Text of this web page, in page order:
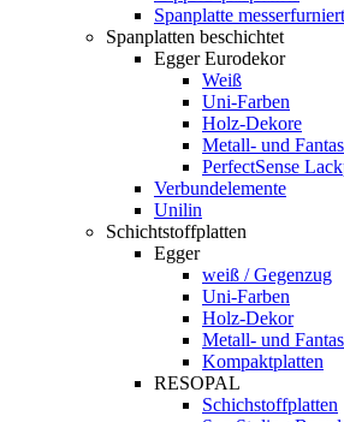
Spanplatte messerfurniert
Spanplatten beschichtet
Egger Eurodekor
Weiß
Uni-Farben
Holz-Dekore
Metall- und
PerfectSense
Verbundelemente
Unilin
Schichtstoffplatten
Egger
weiß / Gegenzug
Uni-Farben
Holz-Dekor
Metall- und
Kompaktplatten
RESOPAL
Schichstoffplatten